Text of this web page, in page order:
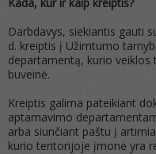
Darbdavys, siekiantis gauti
d. kreiptis į Užimtumo
departamentą, kurio
buveinė.
Kreiptis galima pateikiant
aptarnavimo
arba siunčiant paštu į
kurio teritorijoje įmonė yra